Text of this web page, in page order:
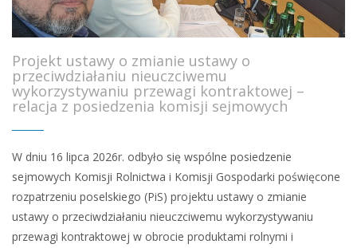
Projekt ustawy o zmianie ustawy o
przeciwdziałaniu nieuczciwemu
wykorzystywaniu przewagi kontraktowej –
relacja z posiedzenia komisji sejmowych
W dniu 16 lipca 2026r. odbyło się wspólne posiedzenie
sejmowych Komisji Rolnictwa i Komisji Gospodarki poświęcone
rozpatrzeniu poselskiego (PiS) projektu ustawy o zmianie
ustawy o przeciwdziałaniu nieuczciwemu wykorzystywaniu
przewagi kontraktowej w obrocie produktami rolnymi i